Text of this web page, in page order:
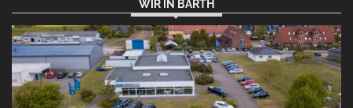
erforderlich.
Zustimmen
und
aktivieren
WIR IN BARTH